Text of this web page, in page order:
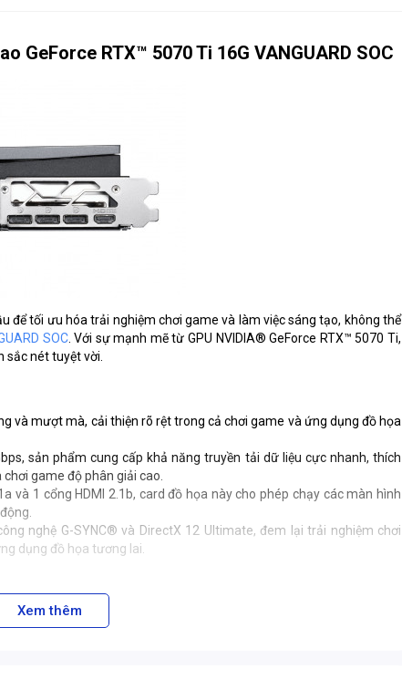
GeForce RTX™ 5070 Ti 16G VANGUARD SOC
để tối ưu hóa trải nghiệm chơi game và làm việc sáng tạo, không thể
SOC. Với sự mạnh mẽ từ GPU NVIDIA® GeForce RTX™ 5070 Ti,
nét tuyệt vời.
và mượt mà, cải thiện rõ rệt trong cả chơi game và ứng dụng đồ họa
sản phẩm cung cấp khả năng truyền tải dữ liệu cực nhanh, thích
game độ phân giải cao.
và 1 cổng HDMI 2.1b, card đồ họa này cho phép chạy các màn hình
nghệ G-SYNC® và DirectX 12 Ultimate, đem lại trải nghiệm chơi
dụng đồ họa tương lai.
dung, GeForce RTX™ 5070 Ti 16G VANGUARD SOC đáp ứng nhanh
Xem thêm